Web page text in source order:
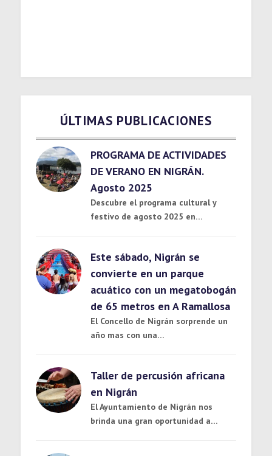
ÚLTIMAS PUBLICACIONES
PROGRAMA DE ACTIVIDADES
DE VERANO EN NIGRÁN.
Agosto 2025
Descubre el programa cultural y
festivo de agosto 2025 en…
Este sábado, Nigrán se
convierte en un parque
acuático con un megatobogán
de 65 metros en A Ramallosa
El Concello de Nigrán sorprende un
año mas con una…
Taller de percusión africana
en Nigrán
El Ayuntamiento de Nigrán nos
brinda una gran oportunidad a…